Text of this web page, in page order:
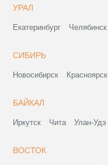
УРАЛ
Екатеринбург Челябинск
СИБИРЬ
Новосибирск Красноярск
БАЙКАЛ
Иркутск Чита Улан-Удэ
ВОСТОК